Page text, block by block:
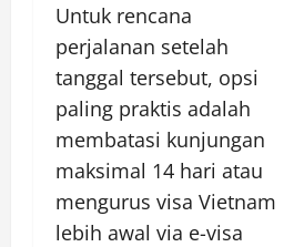
Untuk rencana
perjalanan setelah
tanggal tersebut, opsi
paling praktis adalah
membatasi kunjungan
maksimal 14 hari atau
mengurus visa Vietnam
lebih awal via e-visa